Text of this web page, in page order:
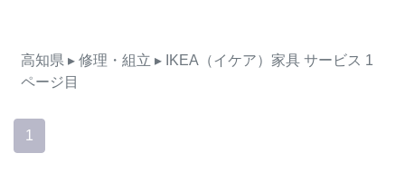
高知県 ▸ 修理・組立 ▸ IKEA（イケア）家具 サービス 1
ページ目
1